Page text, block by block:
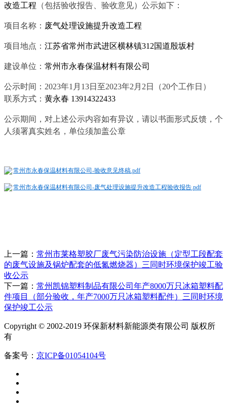
改造工程 （包括验收报告、验收意见）公示如下：
项目名称： 废气处理设施提升改造工程
项目地点： 江苏省常州市武进区横林镇312国道殷坂村
建设单位： 常州市永春保温材料有限公司
公示时间： 2023年1 月 13日至2023年2 月 2 日（20个工作日）
联系方式： 黄永春 13914322433
公示期间，对上述公示内容如有异议，请以书面形式反馈，个
人须署真实姓名，单位须加盖公章
常州市永春保温材料有限公司-验收意见终稿.pdf
常州市永春保温材料有限公司-废气处理设施提升改造工程验收报告.pdf
上一篇： 常州市莱格塑胶厂废气污染防治设施（定型工段配套
的废气设施及锅炉配套的低氮燃烧器）三同时环境保护竣工验
收公示
下一篇： 常州凯锦塑料制品有限公司年产8000万只冰箱塑料配
件项目（部分验收，年产7000万只冰箱塑料配件）三同时环境
保护竣工公示
Copyright © 2002-2019 环保新材料新能源类有限公司 版权所
有
备案号： 京ICP备01054104号